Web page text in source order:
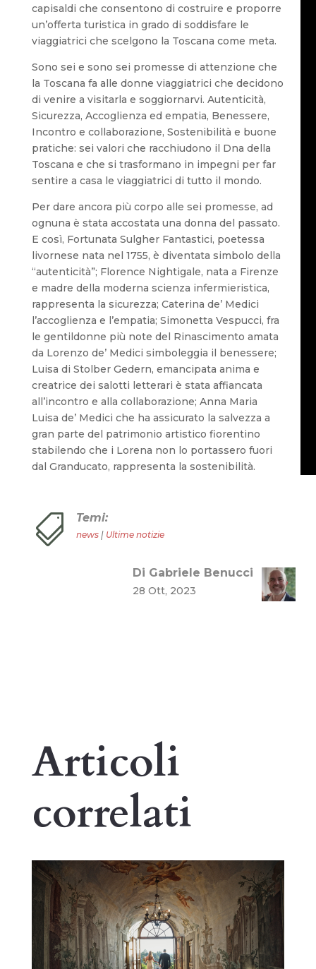
capisaldi che consentono di costruire e proporre
un’offerta turistica in grado di soddisfare le
viaggiatrici che scelgono la Toscana come meta.
Sono sei e sono sei promesse di attenzione che
la Toscana fa alle donne viaggiatrici che decidono
di venire a visitarla e soggiornarvi. Autenticità,
Sicurezza, Accoglienza ed empatia, Benessere,
Incontro e collaborazione, Sostenibilità e buone
pratiche: sei valori che racchiudono il Dna della
Toscana e che si trasformano in impegni per far
sentire a casa le viaggiatrici di tutto il mondo.
Per dare ancora più corpo alle sei promesse, ad
ognuna è stata accostata una donna del passato.
E così, Fortunata Sulgher Fantastici, poetessa
livornese nata nel 1755, è diventata simbolo della
“autenticità”; Florence Nightigale, nata a Firenze
e madre della moderna scienza infermieristica,
rappresenta la sicurezza; Caterina de’ Medici
l’accoglienza e l’empatia; Simonetta Vespucci, fra
le gentildonne più note del Rinascimento amata
da Lorenzo de’ Medici simboleggia il benessere;
Luisa di Stolber Gedern, emancipata anima e
creatrice dei salotti letterari è stata affiancata
all’incontro e alla collaborazione; Anna Maria
Luisa de’ Medici che ha assicurato la salvezza a
gran parte del patrimonio artistico fiorentino
stabilendo che i Lorena non lo portassero fuori
dal Granducato, rappresenta la sostenibilità.
 Temi:
news| Ultime notizie
Di Gabriele Benucci
28 Ott, 2023
Articoli
correlati